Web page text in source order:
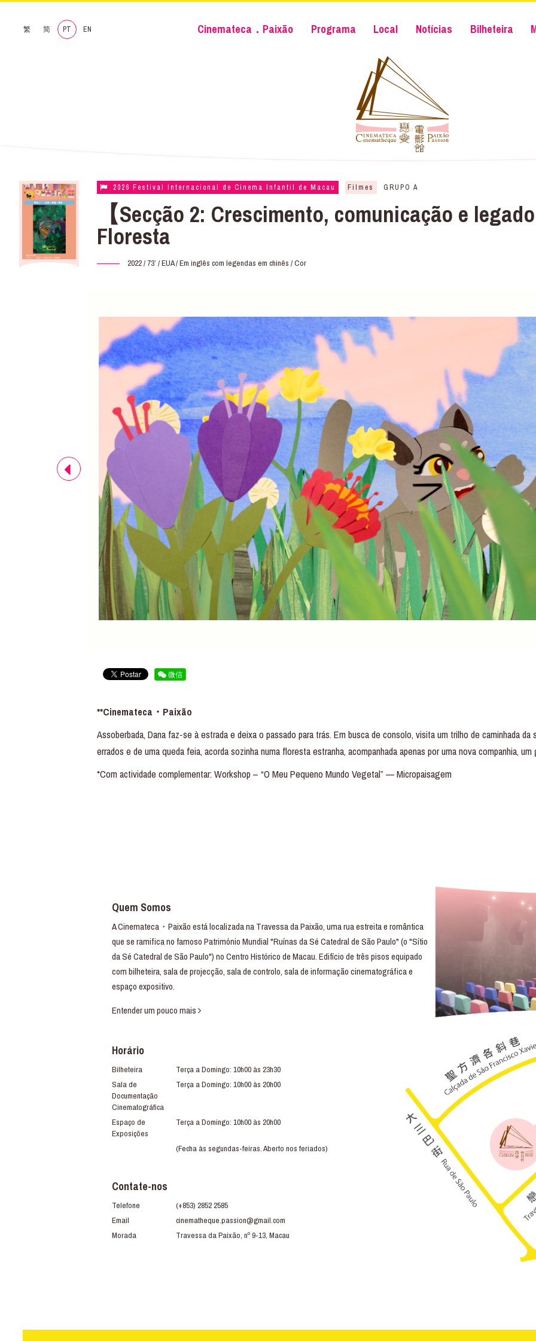
繁 简 PT EN Cinemateca．Paixão Programa Local Notícias Bilheteira
2026 Festival Internacional de Cinema Infantil de Macau Filmes GRUPO A
【Secção 2: Crescimento, comunicação e
Floresta
2022 / 73’ / EUA / Em inglês com legendas em chinês / Cor
微信
**Cinemateca・Paixão
Assoberbada, Dana faz‑se à estrada e deixa o passado para trás. Em busca de consolo, visita um trilho de caminhada
errados e de uma queda feia, acorda sozinha numa floresta estranha, acompanhada apenas por uma nova companhia,
*Com actividade complementar: Workshop – “O Meu Pequeno Mundo Vegetal” — Micropaisagem
Quem Somos
A Cinemateca・Paixão está localizada na Travessa da Paixão, uma rua estreita e romântica
que se ramifica no famoso Património Mundial "Ruínas da Sé Catedral de São Paulo" (o "Sítio
da Sé Catedral de São Paulo") no Centro Histórico de Macau. Edifício de três pisos equipado
com bilheteira, sala de projecção, sala de controlo, sala de informação cinematográfica e
espaço expositivo.
Entender um pouco mais
Horário
Bilheteira
Terça a Domingo: 10h00 às 23h30
Sala de
Documentação
Cinematográfica
Terça a Domingo: 10h00 às 20h00
Espaço de
Exposições
Terça a Domingo: 10h00 às 20h00
(Fecha às segundas-feiras. Aberto nos feriados)
Contate-nos
Telefone
(+853) 2852 2585
Email
cinematheque.passion@gmail.com
Morada
Travessa da Paixão, nº 9-13, Macau